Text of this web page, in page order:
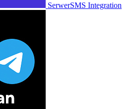
SerwerSMS Integration